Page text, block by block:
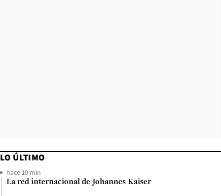
LO ÚLTIMO
hace 10 min
La red internacional de Johannes Kaiser